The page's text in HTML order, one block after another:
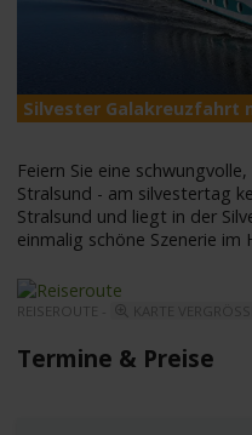
Silvester Galakreuzfahrt
Feiern Sie eine
Stralsund - am silvestertag
Stralsund und liegt in der
einmalig schöne Szenerie im
REISEROUTE -
Termine & Preise